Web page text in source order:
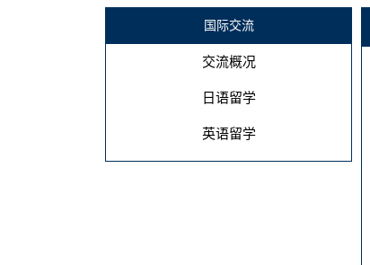
国际交流
交流概况
日语留学
英语留学